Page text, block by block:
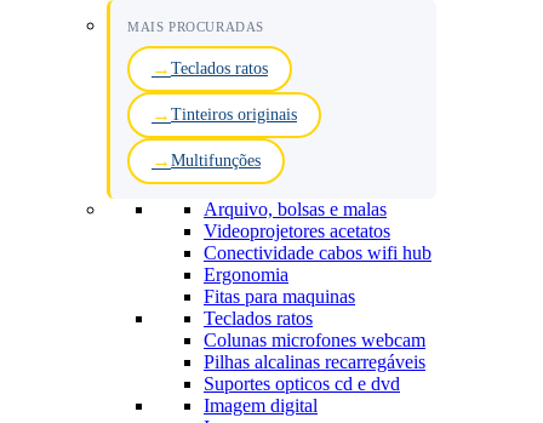
MAIS PROCURADAS
Teclados ratos
Tinteiros originais
Multifunções
Arquivo, bolsas e malas
Videoprojetores acetatos
Conectividade cabos wifi hub
Ergonomia
Fitas para maquinas
Teclados ratos
Colunas microfones webcam
Pilhas alcalinas recarregáveis
Suportes opticos cd e dvd
Imagem digital